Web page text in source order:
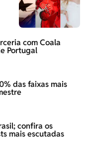
com Coala
Portugal
das faixas mais
confira os
mais escutadas